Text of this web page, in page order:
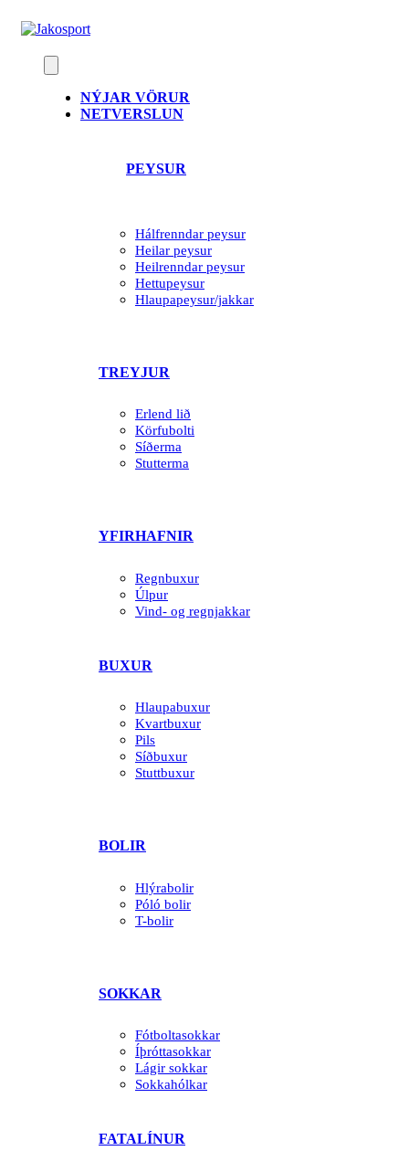
NÝJAR VÖRUR
NETVERSLUN
PEYSUR
Hálfrenndar peysur
Heilar peysur
Heilrenndar peysur
Hettupeysur
Hlaupapeysur/jakkar
TREYJUR
Erlend lið
Körfubolti
Síðerma
Stutterma
YFIRHAFNIR
Regnbuxur
Úlpur
Vind- og regnjakkar
BUXUR
Hlaupabuxur
Kvartbuxur
Pils
Síðbuxur
Stuttbuxur
BOLIR
Hlýrabolir
Póló bolir
T-bolir
SOKKAR
Fótboltasokkar
Íþróttasokkar
Lágir sokkar
Sokkahólkar
FATALÍNUR